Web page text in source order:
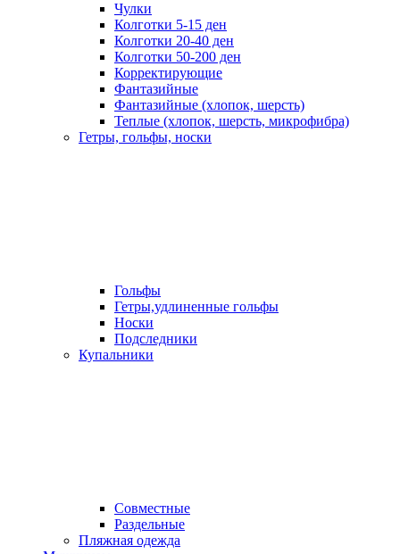
Чулки
Колготки 5-15 ден
Колготки 20-40 ден
Колготки 50-200 ден
Корректирующие
Фантазийные
Фантазийные (хлопок, шерсть)
Теплые (хлопок, шерсть, микрофибра)
Гетры, гольфы, носки
Гольфы
Гетры,удлиненные гольфы
Носки
Подследники
Купальники
Совместные
Раздельные
Пляжная одежда